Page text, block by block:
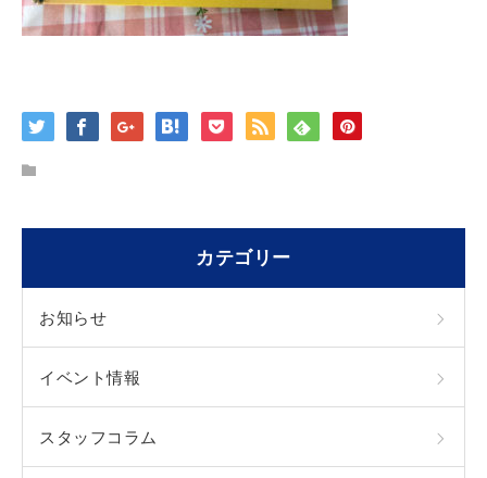
カテゴリー
お知らせ
イベント情報
スタッフコラム